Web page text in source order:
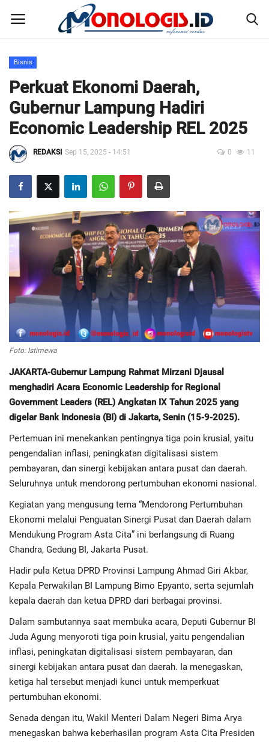
Home
Kontak
Disclaimer
Susunan Redaksi
Nusantara
Galeri
Regional
Pendidikan
Olahraga
Wisata
Politik
Hukum & Kriminal
Internasional
Advertorial
Monologis TV
Kopilogis
Bisnis
Perkuat Ekonomi Daerah,
Gubernur Lampung Hadiri
Economic Leadership REL 2025
REDAKSI Sep 15, 2025 - 14:51 0 11
Foto: Istimewa
JAKARTA-Gubernur Lampung Rahmat Mirzani Djausal
menghadiri Acara Economic Leadership for Regional
Government Leaders (REL) Angkatan IX Tahun 2025 yang
digelar Bank Indonesia (BI) di Jakarta, Senin (15-9-2025).
Pertemuan ini menekankan pentingnya tiga poin krusial, yaitu
pengendalian inflasi, peningkatan digitalisasi sistem
pembayaran, dan sinergi kebijakan antara pusat dan daerah.
Seluruhnya untuk mendorong pertumbuhan ekonomi nasional.
Kegiatan yang mengusung tema “Mendorong Pertumbuhan
Ekonomi melalui Penguatan Sinergi Pusat dan Daerah dalam
Mendukung Program Asta Cita” ini berlangsung di Ruang
Chandra, Gedung BI, Jakarta Pusat.
Hadir pula Ketua DPRD Provinsi Lampung Ahmad Giri Akbar,
Kepala Perwakilan BI Lampung Bimo Epyanto, serta sejumlah
kepala daerah dan ketua DPRD dari berbagai provinsi.
Dalam sambutannya saat membuka acara, Deputi Gubernur BI
Juda Agung menyoroti tiga poin krusial, yaitu pengendalian
inflasi, peningkatan digitalisasi sistem pembayaran, dan
sinergi kebijakan antara pusat dan daerah. Ia menegaskan,
ketiga hal tersebut menjadi kunci untuk memperkuat
pertumbuhan ekonomi.
Senada dengan itu, Wakil Menteri Dalam Negeri Bima Arya
menegaskan bahwa keberhasilan program Asta Cita Presiden